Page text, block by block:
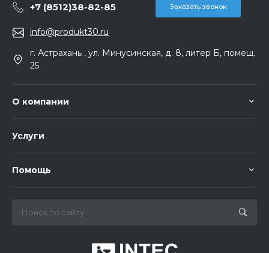
+7 (8512)38-82-85 Заказать звонок
info@produkt30.ru
г. Астрахань , ул. Минусинская, д. 8, литер Б, помещ.
25
О компании
Услуги
Помощь